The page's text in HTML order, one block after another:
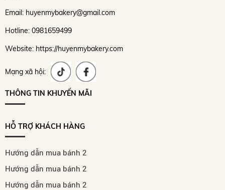
Email: huyenmybakery@gmail.com
Hotline: 0981659499
Website: https://huyenmybakery.com
Mạng xã hội:
THÔNG TIN KHUYẾN MÃI
HỖ TRỢ KHÁCH HÀNG
Hướng dẫn mua bánh 2
Hướng dẫn mua bánh 2
Hướng dẫn mua bánh 2